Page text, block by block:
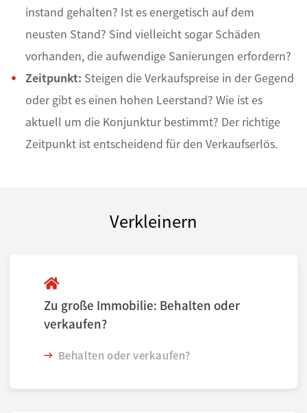
instand gehalten? Ist es energetisch auf dem
neusten Stand? Sind vielleicht sogar Schäden
vorhanden, die aufwendige Sanierungen erfordern?
Zeitpunkt: Steigen die Verkaufspreise in der Gegend
oder gibt es einen hohen Leerstand? Wie ist es
aktuell um die Konjunktur bestimmt? Der richtige
Zeitpunkt ist entscheidend für den Verkaufserlös.
Verkleinern
Zu große Immobilie: Behalten oder
verkaufen?
Behalten oder verkaufen?